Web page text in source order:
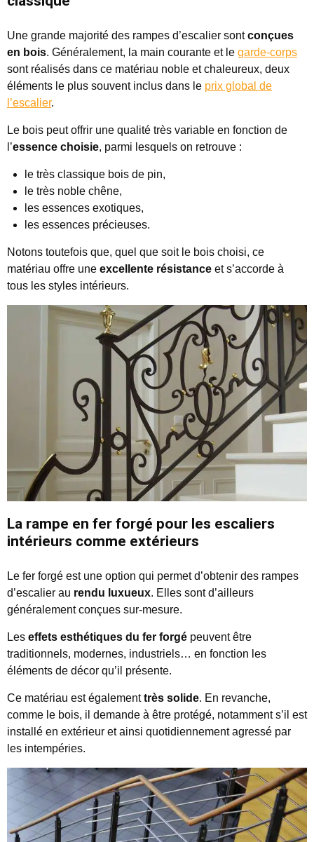
Une grande majorité des rampes d’escalier sontconçues
en bois. Généralement, la main courante et le garde-corps
sont réalisés dans ce matériau noble et chaleureux, deux
éléments le plus souvent inclus dans le prix global de
l’escalier.
Le bois peut offrir une qualité très variable en fonction de
l’essence choisie, parmi lesquels on retrouve :
le très classique bois de pin,
le très noble chêne,
les essences exotiques,
les essences précieuses.
Notons toutefois que, quel que soit le bois choisi, ce
matériau offre une excellente résistance et s’accorde à
tous les styles intérieurs.
La rampe en fer forgé pour les escaliers
intérieurs comme extérieurs
Le fer forgé est une option qui permet d’obtenir des rampes
d’escalier au rendu luxueux. Elles sont d’ailleurs
généralement conçues sur-mesure.
Les effets esthétiques du fer forgé peuvent être
traditionnels, modernes, industriels… en fonction les
éléments de décor qu’il présente.
Ce matériau est égalementtrès solide. En revanche,
comme le bois, il demande à être protégé, notamment s’il est
installé en extérieur et ainsi quotidiennement agressé par
les intempéries.